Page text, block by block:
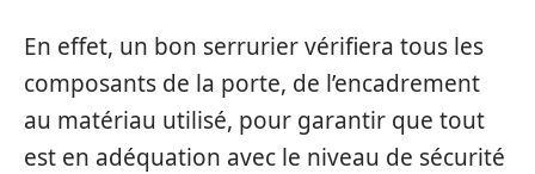
En effet, un bon serrurier vérifiera tous les
composants de la porte, de l’encadrement
au matériau utilisé, pour garantir que tout
est en adéquation avec le niveau de sécurité